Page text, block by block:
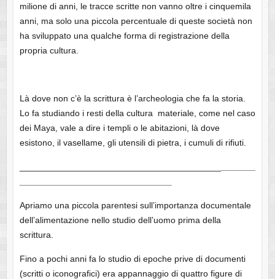
milione di anni, le tracce scritte non vanno oltre i cinquemila
anni, ma solo una piccola percentuale di queste società non
ha sviluppato una qualche forma di registrazione della
propria cultura.
Là dove non c’è la scrittura è l’archeologia che fa la storia.
Lo fa studiando i resti della cultura materiale, come nel caso
dei Maya, vale a dire i templi o le abitazioni, là dove
esistono, il vasellame, gli utensili di pietra, i cumuli di rifiuti.
Apriamo una piccola parentesi sull’importanza documentale
dell’alimentazione nello studio dell’uomo prima della
scrittura.
Fino a pochi anni fa lo studio di epoche prive di documenti
(scritti o iconografici) era appannaggio di quattro figure di